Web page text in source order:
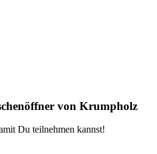
von Krumpholz
Du teilnehmen kannst!